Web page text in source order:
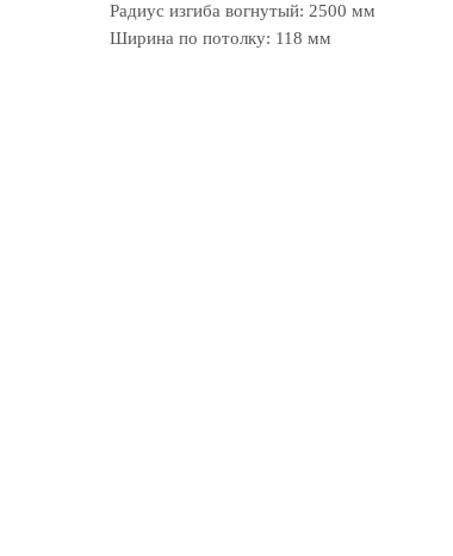
Радиус изгиба вогнутый: 2500 мм
Ширина по потолку: 118 мм